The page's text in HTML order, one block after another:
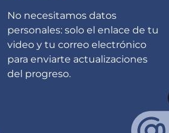
No necesitamos datos
personales: solo el enlace de tu
video y tu correo electrónico
para enviarte actualizaciones
del progreso.